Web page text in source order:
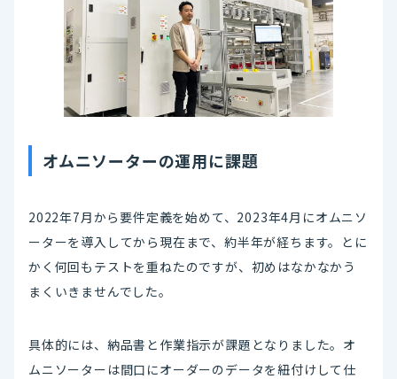
オムニソーターの運用に課題
2022年7月から要件定義を始めて、2023年4月にオムニソ
ーターを導入してから現在まで、約半年が経ちます。とに
かく何回もテストを重ねたのですが、初めはなかなかう
まくいきませんでした。
具体的には、納品書と作業指示が課題となりました。オ
ムニソーターは間口にオーダーのデータを紐付けして仕